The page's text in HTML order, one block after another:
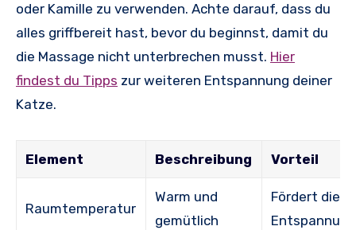
oder Kamille zu verwenden. Achte darauf, dass du
alles griffbereit hast, bevor du beginnst, damit du
die Massage nicht unterbrechen musst. Hier
findest du Tipps zur weiteren Entspannung deiner
Katze.
Element Beschreibung Vorteil
Raumtemperatur
Warm und
gemütlich
Fördert die
Entspannung